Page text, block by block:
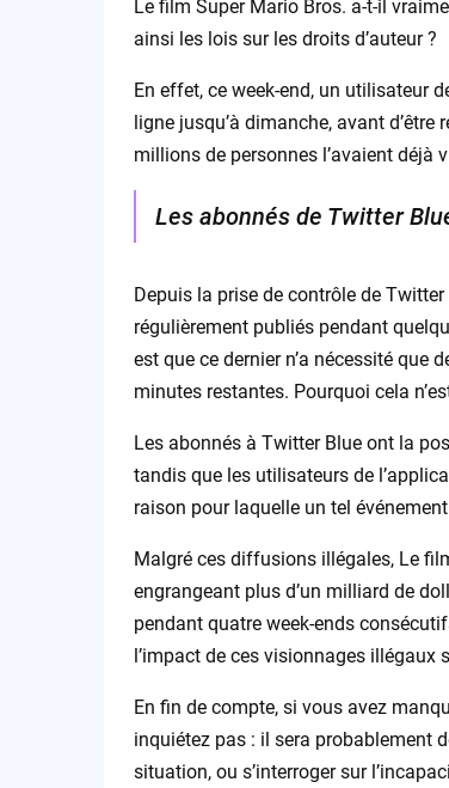
Le film Super Mario Bros. a-t-il
ainsi les lois sur les droits d’auteur ?
En effet, ce week-end, un utilisateur
ligne jusqu’à dimanche, avant
millions de personnes l’avaient déjà
Les abonnés de Twitter
Depuis la prise de contrôle de
régulièrement publiés pendant
est que ce dernier n’a nécessité que
minutes restantes. Pourquoi cela
Les abonnés à Twitter Blue ont la
tandis que les utilisateurs de
raison pour laquelle un tel
Malgré ces diffusions illégales, Le
engrangeant plus d’un milliard de
pendant quatre week-ends
l’impact de ces visionnages illégaux
En fin de compte, si vous avez
inquiétez pas : il sera probablement
situation, ou s’interroger sur